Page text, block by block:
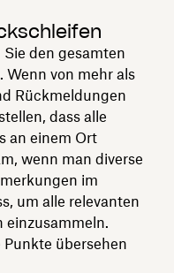
den gesamten
Wenn von mehr als
Rückmeldungen
dass alle
an einem Ort
wenn man diverse
im
um alle relevanten
einzusammeln.
übersehen